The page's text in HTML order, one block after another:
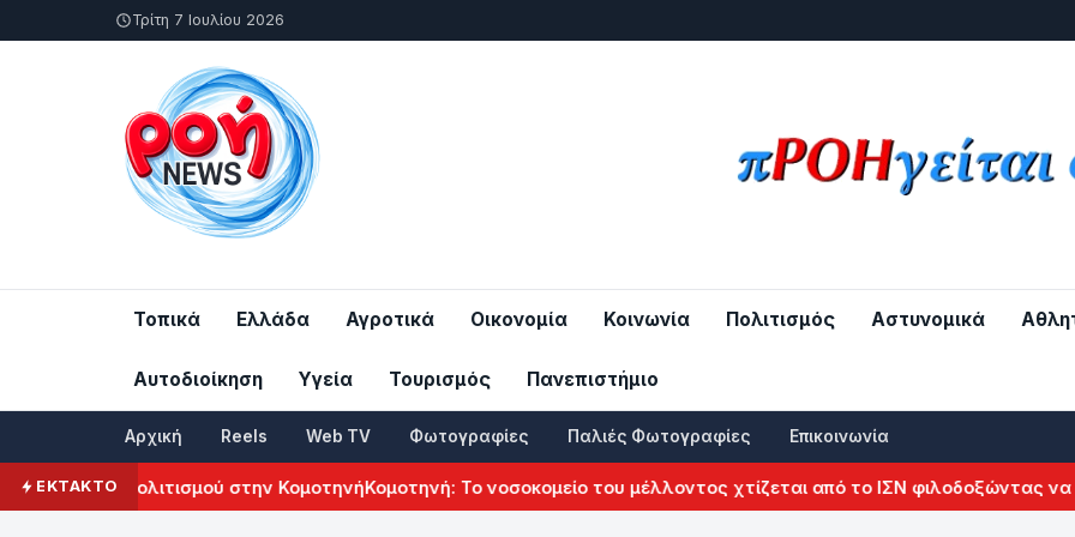
Τρίτη 7 Ιουλίου 2026
Τοπικά Ελλάδα Αγροτικά Οικονομία Κοινωνία Πολιτισμός Αστυνομικά
Αυτοδιοίκηση Υγεία Τουρισμός Πανεπιστήμιο
Αρχική Reels Web TV Φωτογραφίες Παλιές Φωτογραφίες Επικοινωνία
ΕΚΤΑΚΤΟΠολιτισμού στην ΚομοτηνήΚομοτηνή: Το νοσοκομείο του μέλλοντος χτίζεται από το ΙΣΝ φιλοδοξώντας να